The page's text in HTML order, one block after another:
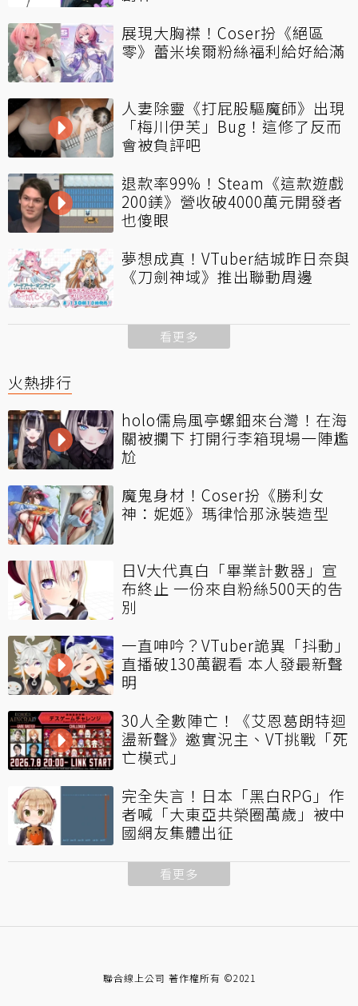
展現大胸襟！Coser扮《絕區
零》蕾米埃爾粉絲福利給好給滿
人妻除靈《打屁股驅魔師》出現
「梅川伊芙」Bug！這修了反而
會被負評吧
退款率99%！Steam《這款遊戲
200鎂》營收破4000萬元開發者
也傻眼
夢想成真！VTuber結城昨日奈與
《刀劍神域》推出聯動周邊
看更多
火熱排行
holo儒烏風亭螺鈿來台灣！在海
關被攔下 打開行李箱現場一陣尷
尬
魔鬼身材！Coser扮《勝利女
神：妮姬》瑪律恰那泳裝造型
日V大代真白「畢業計數器」宣
布終止 一份來自粉絲500天的告
別
一直呻吟？VTuber詭異「抖動」
直播破130萬觀看 本人發最新聲
明
30人全數陣亡！《艾恩葛朗特迴
盪新聲》邀實況主、VT挑戰「死
亡模式」
完全失言！日本「黑白RPG」作
者喊「大東亞共榮圈萬歲」被中
國網友集體出征
看更多
聯合線上公司 著作權所有 ©2021